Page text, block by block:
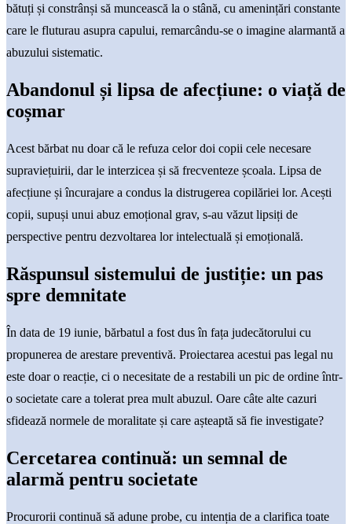
bătuți și constrânși să muncească la o stână, cu amenințări constante
care le fluturau asupra capului, remarcându-se o imagine alarmantă a
abuzului sistematic.
Abandonul și lipsa de afecțiune: o viață de
coșmar
Acest bărbat nu doar că le refuza celor doi copii cele necesare
supraviețuirii, dar le interzicea și să frecventeze școala. Lipsa de
afecțiune și încurajare a condus la distrugerea copilăriei lor. Acești
copii, supuși unui abuz emoțional grav, s-au văzut lipsiți de
perspective pentru dezvoltarea lor intelectuală și emoțională.
Răspunsul sistemului de justiție: un pas
spre demnitate
În data de 19 iunie, bărbatul a fost dus în fața judecătorului cu
propunerea de arestare preventivă. Proiectarea acestui pas legal nu
este doar o reacție, ci o necesitate de a restabili un pic de ordine într-
o societate care a tolerat prea mult abuzul. Oare câte alte cazuri
sfidează normele de moralitate și care așteaptă să fie investigate?
Cercetarea continuă: un semnal de
alarmă pentru societate
Procurorii continuă să adune probe, cu intenția de a clarifica toate